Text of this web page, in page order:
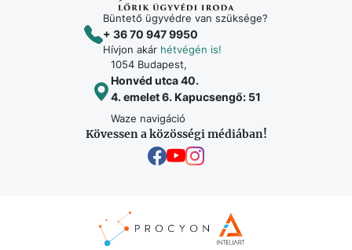
Büntető ügyvédre van szüksége?
+ 36 70 947 9950
Hívjon akár hétvégén is!
1054 Budapest,
Honvéd utca 40.
4. emelet 6. Kapucsengő: 51
Waze navigáció
Kövessen a közösségi médiában!